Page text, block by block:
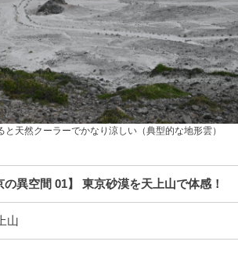
天然クーラーでかなり涼しい（典型的な地形雲）
の異空間 01】 東京砂漠を天上山で体感！
山